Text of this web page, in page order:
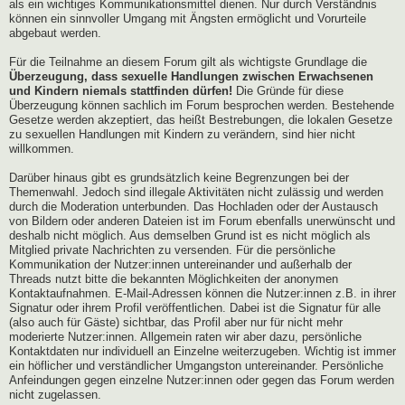
als ein wichtiges Kommunikationsmittel dienen. Nur durch Verständnis
können ein sinnvoller Umgang mit Ängsten ermöglicht und Vorurteile
abgebaut werden.
Für die Teilnahme an diesem Forum gilt als wichtigste Grundlage die
Überzeugung, dass sexuelle Handlungen zwischen Erwachsenen
und Kindern niemals stattfinden dürfen! Die Gründe für diese
Überzeugung können sachlich im Forum besprochen werden. Bestehende
Gesetze werden akzeptiert, das heißt Bestrebungen, die lokalen Gesetze
zu sexuellen Handlungen mit Kindern zu verändern, sind hier nicht
willkommen.
Darüber hinaus gibt es grundsätzlich keine Begrenzungen bei der
Themenwahl. Jedoch sind illegale Aktivitäten nicht zulässig und werden
durch die Moderation unterbunden. Das Hochladen oder der Austausch
von Bildern oder anderen Dateien ist im Forum ebenfalls unerwünscht und
deshalb nicht möglich. Aus demselben Grund ist es nicht möglich als
Mitglied private Nachrichten zu versenden. Für die persönliche
Kommunikation der Nutzer:innen untereinander und außerhalb der
Threads nutzt bitte die bekannten Möglichkeiten der anonymen
Kontaktaufnahmen. E-Mail-Adressen können die Nutzer:innen z.B. in ihrer
Signatur oder ihrem Profil veröffentlichen. Dabei ist die Signatur für alle
(also auch für Gäste) sichtbar, das Profil aber nur für nicht mehr
moderierte Nutzer:innen. Allgemein raten wir aber dazu, persönliche
Kontaktdaten nur individuell an Einzelne weiterzugeben. Wichtig ist immer
ein höflicher und verständlicher Umgangston untereinander. Persönliche
Anfeindungen gegen einzelne Nutzer:innen oder gegen das Forum werden
nicht zugelassen.